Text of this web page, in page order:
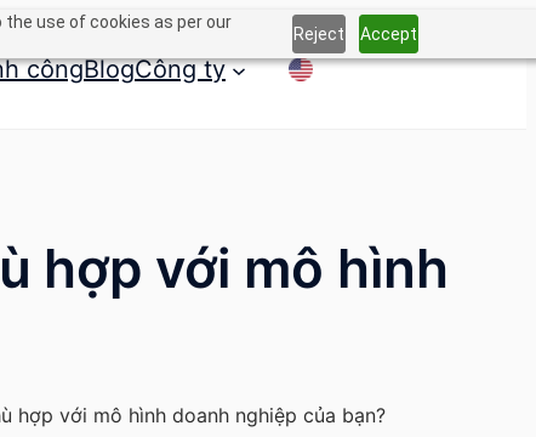
use of cookies as per our
Reject Accept
côngBlogCông ty
hợp với mô hình
hợp với mô hình doanh nghiệp của bạn?